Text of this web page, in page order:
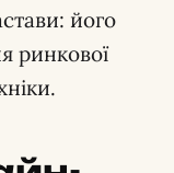
його
ринкової